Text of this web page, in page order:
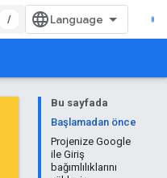
/
Bu sayfada
Başlamadan önce
Projenize Google
ile Giriş
bağımlılıklarını